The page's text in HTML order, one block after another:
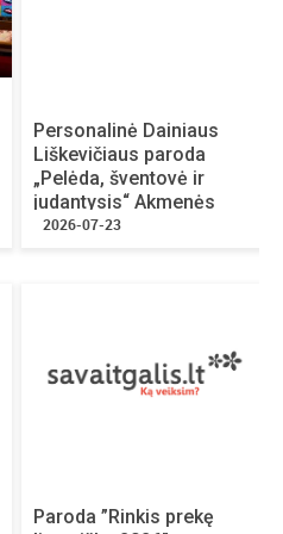
Personalinė Dainiaus
Liškevičiaus paroda
„Pelėda, šventovė ir
judantysis“ Akmenės
kultūros namuose
2026-07-23
Paroda ”Rinkis prekę